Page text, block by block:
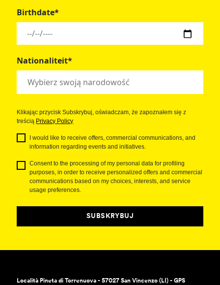
Birthdate*
Nationaliteit*
Klikając przycisk Subskrybuj, oświadczam, że zapoznałem się z
treścią Privacy Policy
I would like to receive offers, commercial communications, and
information regarding events and initiatives.
Consent to the processing of my personal data for profiling
purposes, in order to receive personalized offers and commercial
communications based on my choices, interests, and service
usage preferences.
SUBSKRYBUJ
Località Pineta di Torrenuova - 57027 San Vincenzo (LI) - GPS